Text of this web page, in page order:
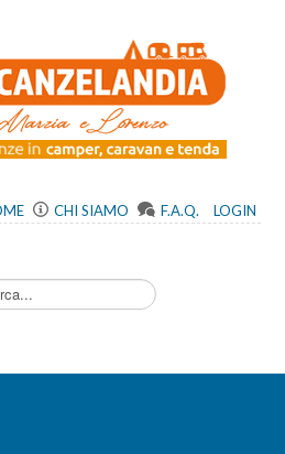
CHI SIAMO F.A.Q. LOGIN